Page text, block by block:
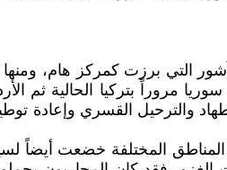
المنطقة، وأسسوا مدينة آشور التي برزت
مروراً بتركيا الحالية ثم
لحكمهم، ممارسة الاضطهاد والترحيل القسري
المناطق المختلفة خضعت أيضاً